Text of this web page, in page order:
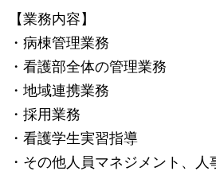
【業務内容】
・病棟管理業務
・看護部全体の管理業務
・地域連携業務
・採用業務
・看護学生実習指導
・その他人員マネジメント、